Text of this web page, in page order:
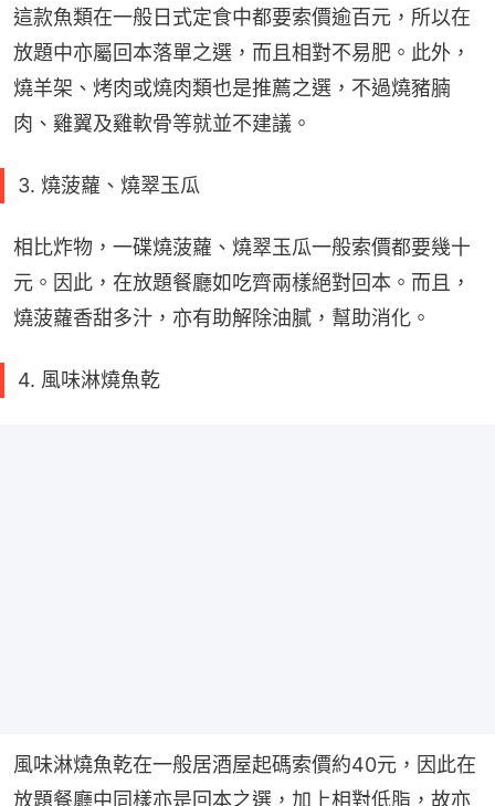
這款魚類在一般日式定食中都要索價逾百元，所以在
放題中亦屬回本落單之選，而且相對不易肥。此外，
燒羊架、烤肉或燒肉類也是推薦之選，不過燒豬腩
肉、雞翼及雞軟骨等就並不建議。
3. 燒菠蘿、燒翠玉瓜
相比炸物，一碟燒菠蘿、燒翠玉瓜一般索價都要幾十
元。因此，在放題餐廳如吃齊兩樣絕對回本。而且，
燒菠蘿香甜多汁，亦有助解除油膩，幫助消化。
4. 風味淋燒魚乾
風味淋燒魚乾在一般居酒屋起碼索價約40元，因此在
放題餐廳中同樣亦是回本之選，加上相對低脂，故亦